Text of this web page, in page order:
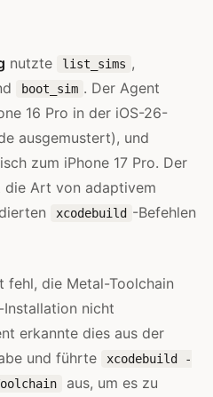
nutzte list_sims ,
boot_sim . Der Agent
16 Pro in der iOS-26-
ausgemustert), und
zum iPhone 17 Pro. Der
die Art von adaptivem
xcodebuild -Befehlen
fehl, die Metal-Toolchain
nicht
erkannte dies aus der
und führte
xcodebuild -
aus, um es zu